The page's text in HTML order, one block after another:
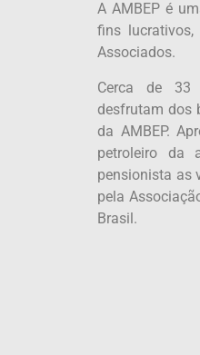
A AMBEP é
fins
Associados.
Cerca de 33
desfrutam dos
da AMBEP.
petroleiro da
pensionista as
pela
Brasil.